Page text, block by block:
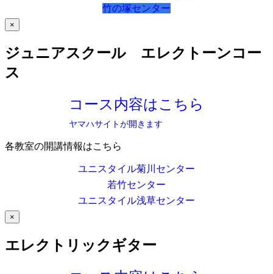
竹の塚センター
×
ジュニアスクール エレクトーンコー
ス
コース内容はこちら
ヤマハサイトが開きます
各教室の開講情報はこちら
ユニスタイル菊川センター
若竹センター
ユニスタイル浅草センター
×
エレクトリックギター